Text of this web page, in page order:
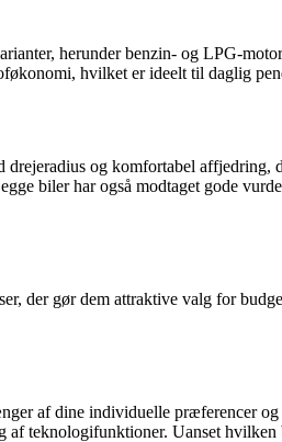
herunder benzin- og LPG-
hvilket er ideelt til daglig
og komfortabel
biler har også modtaget gode
der gør dem attraktive valg for
af dine individuelle præferencer
af teknologifunktioner. Uanset